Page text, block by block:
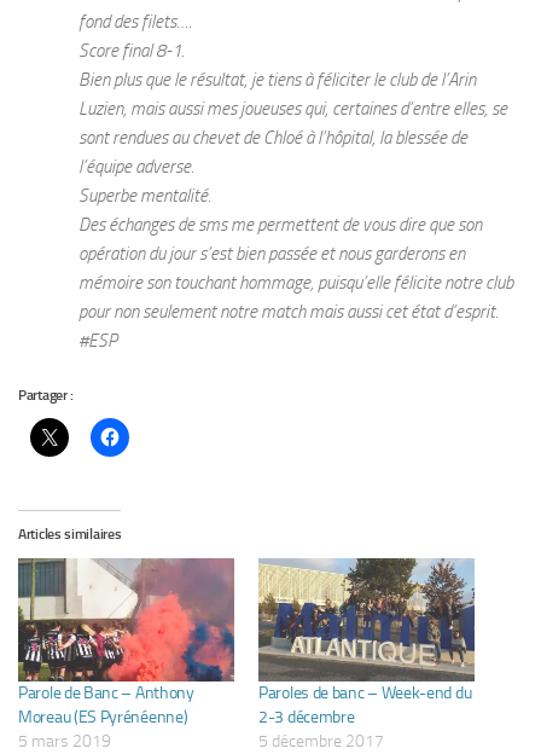
fond des filets….
Score final 8-1.
Bien plus que le résultat, je tiens à féliciter le club de l’Arin
Luzien, mais aussi mes joueuses qui, certaines d’entre elles, se
sont rendues au chevet de Chloé à l’hôpital, la blessée de
l’équipe adverse.
Superbe mentalité.
Des échanges de sms me permettent de vous dire que son
opération du jour s’est bien passée et nous garderons en
mémoire son touchant hommage, puisqu’elle félicite notre club
pour non seulement notre match mais aussi cet état d’esprit.
#ESP
Partager :
Articles similaires
Parole de Banc – Anthony
Moreau (ES Pyrénéenne)
5 mars 2019
Paroles de banc – Week-end du
2-3 décembre
5 décembre 2017